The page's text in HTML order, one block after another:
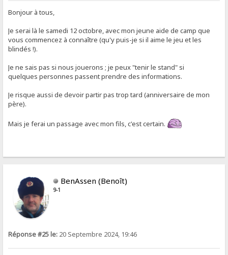
Bonjour à tous,
Je serai là le samedi 12 octobre, avec mon jeune aide de camp que
vous commencez à connaître (qu'y puis-je si il aime le jeu et les
blindés !).
Je ne sais pas si nous jouerons ; je peux "tenir le stand" si
quelques personnes passent prendre des informations.
Je risque aussi de devoir partir pas trop tard (anniversaire de mon
père).
Mais je ferai un passage avec mon fils, c'est certain.
BenAssen (Benoît)
9-1
Réponse #25 le: 20 Septembre 2024, 19:46